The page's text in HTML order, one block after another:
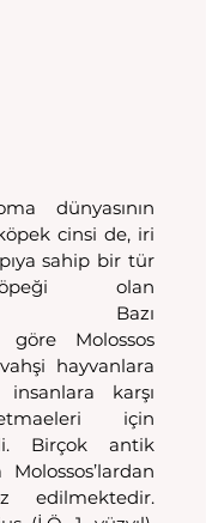
dünyasının
cinsi de, iri
sahip bir tür
olan
Bazı
göre Molossos
hayvanlara
karşı
için
Birçok antik